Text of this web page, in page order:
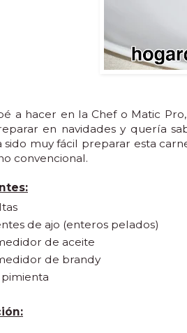
a hacer en la Chef o Matic
en navidades y quería
sido muy fácil preparar esta
convencional.
de ajo (enteros pelados)
de aceite
de brandy
pimienta